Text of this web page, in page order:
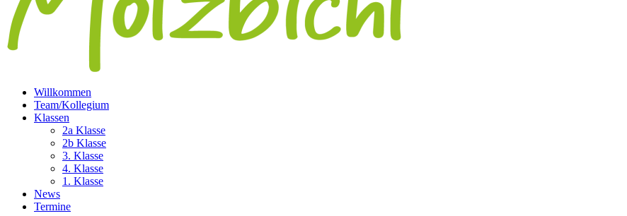
Willkommen
Team/Kollegium
Klassen
2a Klasse
2b Klasse
3. Klasse
4. Klasse
1. Klasse
News
Termine